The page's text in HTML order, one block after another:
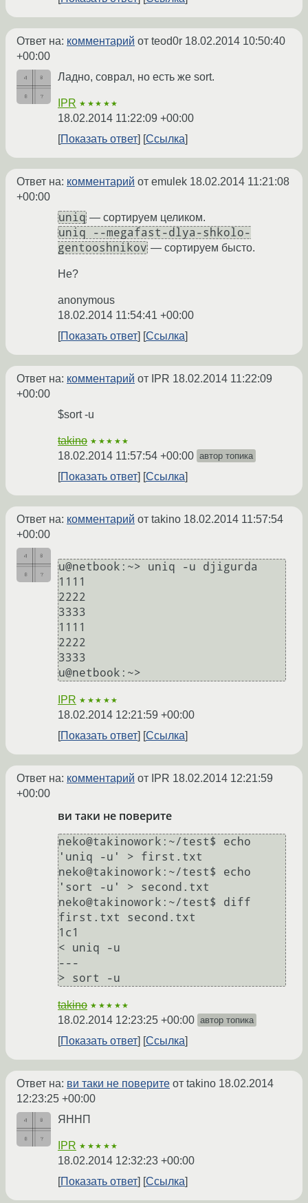
Ответ на: комментарий от teod0r 18.02.2014 10:50:40
+00:00
Ладно, соврал, но есть же sort.
IPR ★★★★★
18.02.2014 11:22:09 +00:00
Показать ответ
Ссылка
Ответ на: комментарий от emulek 18.02.2014 11:21:08
+00:00
uniq — сортируем целиком.
uniq --megafast-dlya-shkolo-
gentooshnikov — сортируем бысто.
Не?
anonymous
18.02.2014 11:54:41 +00:00
Показать ответ
Ссылка
Ответ на: комментарий от IPR 18.02.2014 11:22:09
+00:00
$sort -u
takino ★★★★★
18.02.2014 11:57:54 +00:00 автор топика
Показать ответ Ссылка
Ответ на: комментарий от takino 18.02.2014 11:57:54
+00:00
u@netbook:~> uniq -u djigurda
1111
2222
3333
1111
2222
3333
IPR ★★★★★
18.02.2014 12:21:59 +00:00
Показать ответ
Ссылка
Ответ на: комментарий от IPR 18.02.2014 12:21:59
+00:00
ви таки не поверите
neko@takinowork:~/test$ echo
'uniq -u' > first.txt
neko@takinowork:~/test$ echo
'sort -u' > second.txt
neko@takinowork:~/test$ diff
first.txt second.txt
1c1
< uniq -u
---
takino ★★★★★
18.02.2014 12:23:25 +00:00 автор топика
Показать ответ Ссылка
Ответ на: ви таки не поверите от takino 18.02.2014
12:23:25 +00:00
ЯННП
IPR ★★★★★
18.02.2014 12:32:23 +00:00
Показать ответ
Ссылка